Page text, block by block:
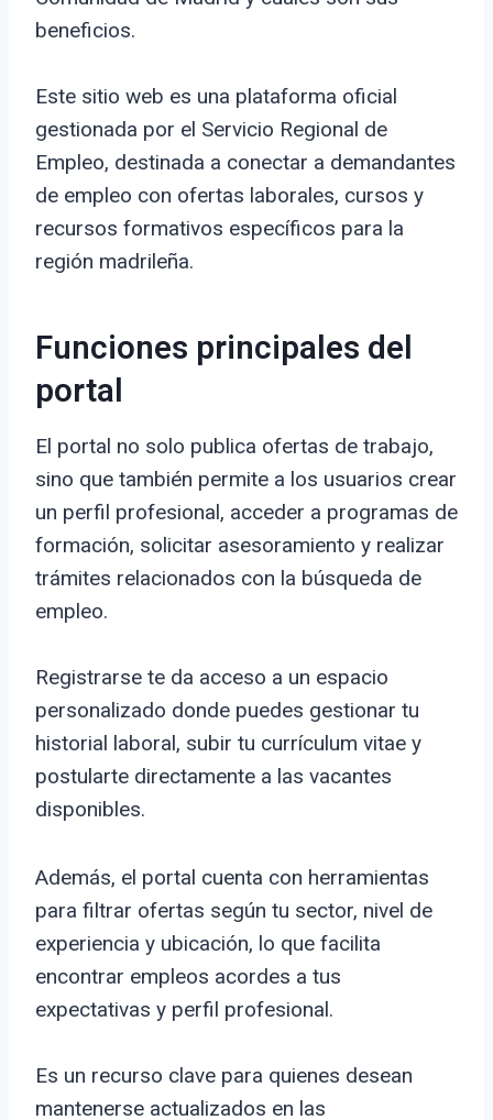
beneficios.
Este sitio web es una plataforma oficial
gestionada por el Servicio Regional de
Empleo, destinada a conectar a demandantes
de empleo con ofertas laborales, cursos y
recursos formativos específicos para la
región madrileña.
Funciones principales del
portal
El portal no solo publica ofertas de trabajo,
sino que también permite a los usuarios crear
un perfil profesional, acceder a programas de
formación, solicitar asesoramiento y realizar
trámites relacionados con la búsqueda de
empleo.
Registrarse te da acceso a un espacio
personalizado donde puedes gestionar tu
historial laboral, subir tu currículum vitae y
postularte directamente a las vacantes
disponibles.
Además, el portal cuenta con herramientas
para filtrar ofertas según tu sector, nivel de
experiencia y ubicación, lo que facilita
encontrar empleos acordes a tus
expectativas y perfil profesional.
Es un recurso clave para quienes desean
mantenerse actualizados en las